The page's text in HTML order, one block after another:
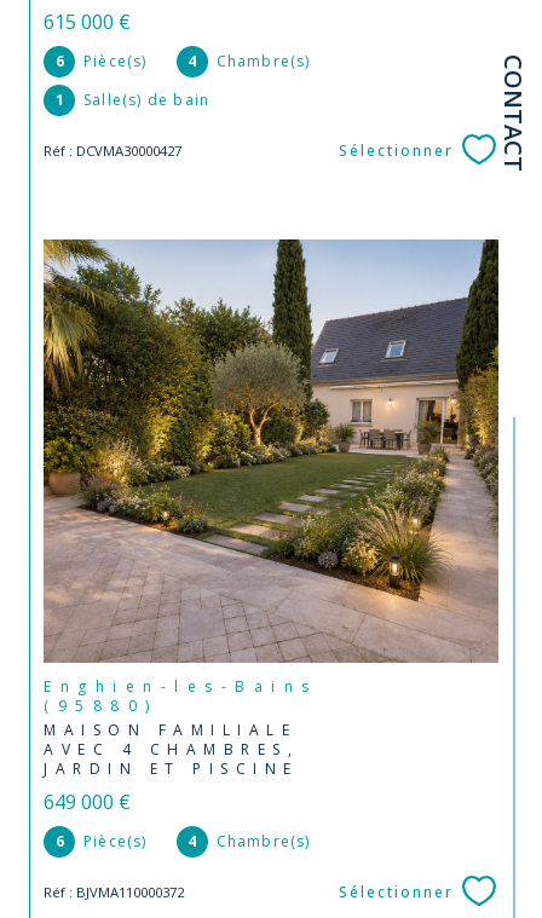
CONTACT
615 000 €
6 Pièce(s) 4
Chambre(s)
1
Salle(s) de bain
Réf : DCVMA30000427 Sélectionner
Enghien-les-Bains
(95880)
MAISON FAMILIALE
AVEC 4 CHAMBRES,
JARDIN ET PISCINE
649 000 €
6 Pièce(s) 4 Chambre(s)
Réf : BJVMA110000372 Sélectionner